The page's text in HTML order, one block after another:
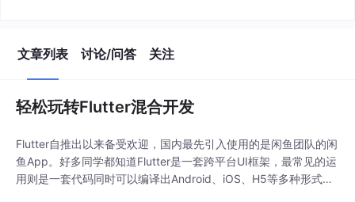
文章列表 讨论/问答 关注
轻松玩转Flutter混合开发
Flutter自推出以来备受欢迎，国内最先引入使用的是闲鱼团队的闲
鱼App。好多同学都知道Flutter是一套跨平台UI框架，最常见的运
用则是一套代码同时可以编译出Android、iOS、H5等多种形式，